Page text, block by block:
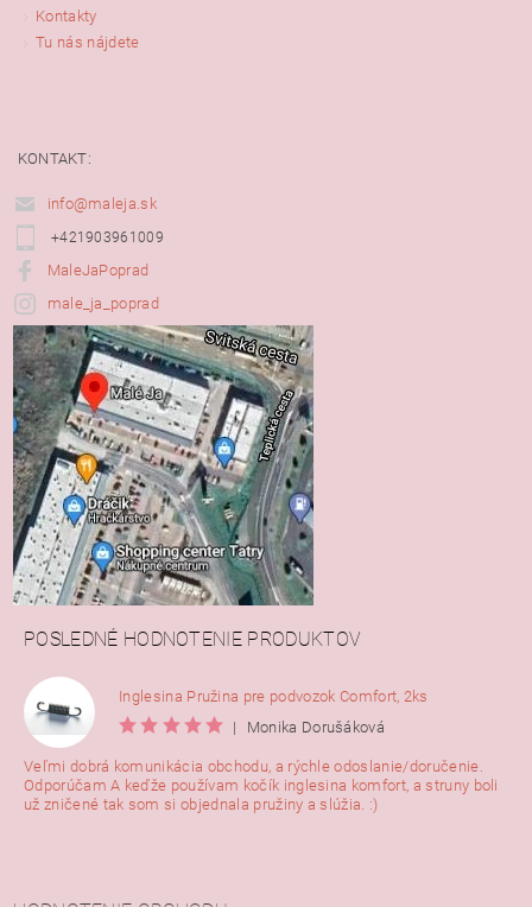
Kontakty
Tu nás nájdete
KONTAKT:
info@maleja.sk
+421903961009
MaleJaPoprad
male_ja_poprad
POSLEDNÉ HODNOTENIE PRODUKTOV
Inglesina Pružina pre podvozok Comfort, 2ks
|
Monika Dorušáková
Veľmi dobrá komunikácia obchodu, a rýchle odoslanie/doručenie.
Odporúčam A keďže používam kočík inglesina komfort, a struny boli
už zničené tak som si objednala pružiny a slúžia. :)